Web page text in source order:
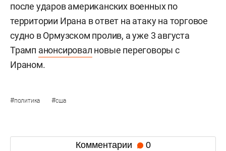
после ударов американских военных по
территории Ирана в ответ на атаку на торговое
судно в Ормузском пролив, а уже 3 августа
Трамп анонсировал новые переговоры с
Ираном.
#политика #сша
Комментарии 0